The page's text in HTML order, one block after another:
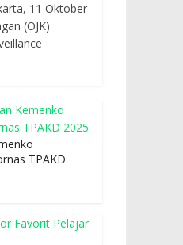
11 Oktober
(OJK)
TPAKD